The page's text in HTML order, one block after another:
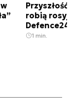
robią
1 min.